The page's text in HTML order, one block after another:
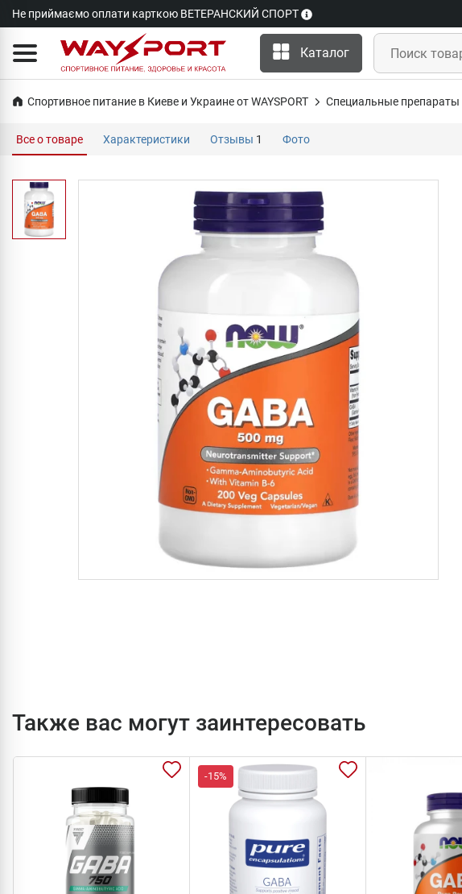
Не приймаємо оплати карткою ВЕТЕРАНСКИЙ СПОРТ
Каталог
Спортивное питание в Киеве и Украине от WAYSPORT Специальные препараты
Все о товаре Характеристики Отзывы 1 Фото
Также вас могут заинтересовать
-15%